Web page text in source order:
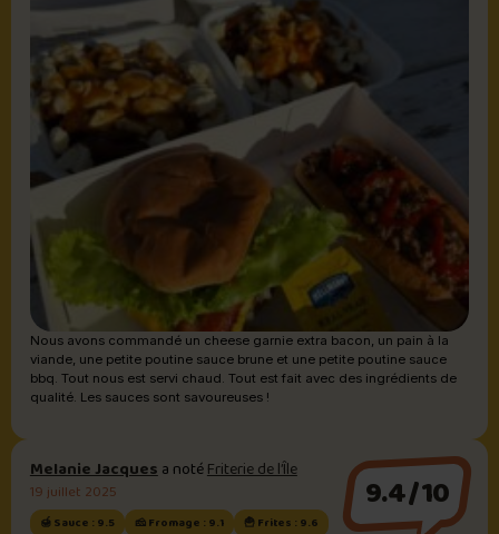
Nous avons commandé un cheese garnie extra bacon, un pain à la
viande, une petite poutine sauce brune et une petite poutine sauce
bbq. Tout nous est servi chaud. Tout est fait avec des ingrédients de
qualité. Les sauces sont savoureuses !
Melanie Jacquesa notéFriterie de l’Île
19 juillet 2025
🍯 Sauce : 9.5 🧀 Fromage : 9.1 🍟 Frites : 9.6
9.4/10